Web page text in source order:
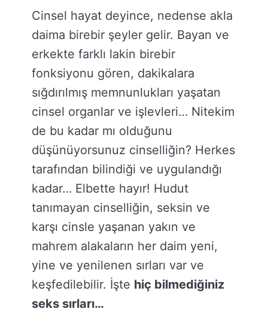
Cinsel hayat deyince, nedense akla
daima birebir şeyler gelir. Bayan ve
erkekte farklı lakin birebir
fonksiyonu gören, dakikalara
sığdırılmış memnunlukları yaşatan
cinsel organlar ve işlevleri… Nitekim
de bu kadar mı olduğunu
düşünüyorsunuz cinselliğin? Herkes
tarafından bilindiği ve uygulandığı
kadar… Elbette hayır! Hudut
tanımayan cinselliğin, seksin ve
karşı cinsle yaşanan yakın ve
mahrem alakaların her daim yeni,
yine ve yenilenen sırları var ve
keşfedilebilir. İşte hiç bilmediğiniz
seks sırları…